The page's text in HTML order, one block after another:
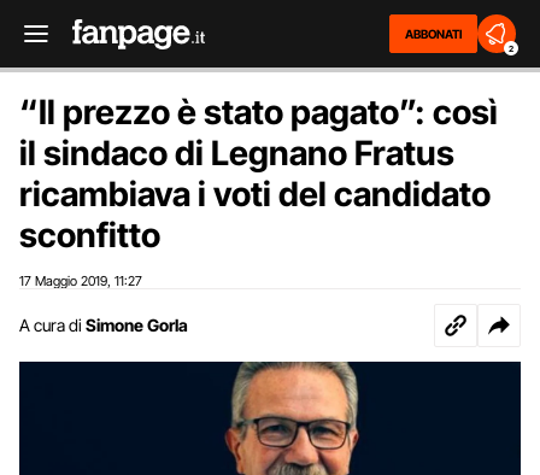
ABBONATI
2
“Il prezzo è stato pagato”: così
il sindaco di Legnano Fratus
ricambiava i voti del candidato
sconfitto
17 Maggio 2019 11:27
A cura di Simone Gorla